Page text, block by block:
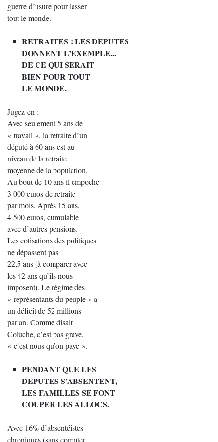
guerre d’usure pour lasser
tout le monde.
RETRAITES : LES DEPUTES
DONNENT L’EXEMPLE...
DE CE QUI SERAIT
BIEN POUR TOUT
LE MONDE.
Jugez-en :
Avec seulement 5 ans de
« travail », la retraite d’un
député à 60 ans est au
niveau de la retraite
moyenne de la population.
Au bout de 10 ans il empoche
3 000 euros de retraite
par mois. Après 15 ans,
4 500 euros, cumulable
avec d’autres pensions.
Les cotisations des politiques
ne dépassent pas
22,5 ans (à comparer avec
les 42 ans qu’ils nous
imposent). Le régime des
« représentants du peuple » a
un déficit de 52 millions
par an. Comme disait
Coluche, c’est pas grave,
« c’est nous qu’on paye ».
PENDANT QUE LES
DEPUTES S’ABSENTENT,
LES FAMILLES SE FONT
COUPER LES ALLOCS.
Avec 16% d’absentéistes
chroniques (sans compter